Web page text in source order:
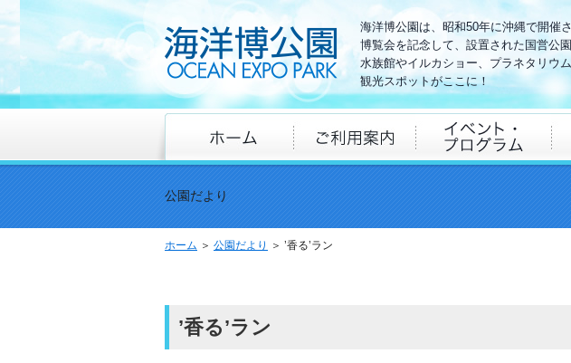
海洋博公園は、昭和50年に沖縄で開催
博覧会を記念して、設置された国営公
水族館やイルカショー、プラネタリウ
観光スポットがここに！
公園だより
ホーム ＞ 公園だより ＞ ’香る’ラン
’香る’ラン